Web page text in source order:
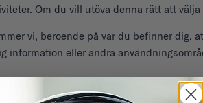
Om du vill utöva denna rätt att
vi, beroende på var du befinner dig,
eller andra
based identifiers as described above,